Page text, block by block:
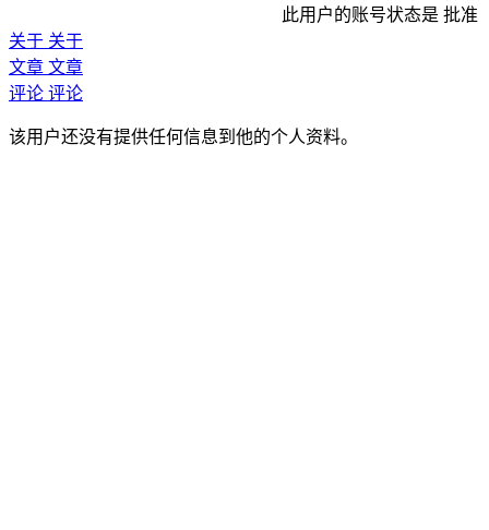
此用户的账号状态是 批准
关于 关于
文章 文章
评论 评论
该用户还没有提供任何信息到他的个人资料。